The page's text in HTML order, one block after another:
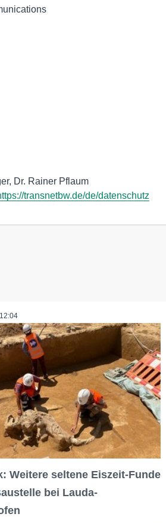
Dr. Rainer Pflaum
transnetbw.de/de/datenschutz
Weitere seltene Eiszeit-Funde
bei Lauda-